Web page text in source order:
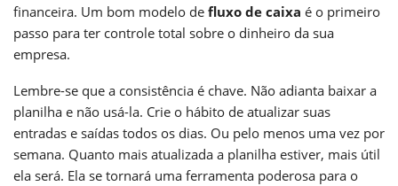
financeira. Um bom modelo de fluxo de caixa é o primeiro
passo para ter controle total sobre o dinheiro da sua
empresa.
Lembre-se que a consistência é chave. Não adianta baixar a
planilha e não usá-la. Crie o hábito de atualizar suas
entradas e saídas todos os dias. Ou pelo menos uma vez por
semana. Quanto mais atualizada a planilha estiver, mais útil
ela será. Ela se tornará uma ferramenta poderosa para o